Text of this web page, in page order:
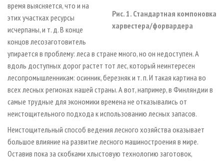
Рис. 1. Стандартная компоновка
харвестера/форвардера
время выясняется, что и на
этих участках ресурсы
исчерпаны, и т. д. В конце
концов лесозаготовитель
упирается в проблему: леса в стране много, но он недоступен. А
вдоль доступных дорог растет тот лес, который неинтересен
лесопромышленникам: осинник, березняк и т. п. И такая картина во
всех лесных регионах нашей страны. А вот, например, в Финляндии в
самые трудные для экономики времена не отказывались от
неистощительного подхода к использованию лесных запасов.
Неистощительный способ ведения лесного хозяйства оказывает
большое влияние на развитие лесного машиностроения в мире.
Оставив пока за скобками хлыстовую технологию заготовок,